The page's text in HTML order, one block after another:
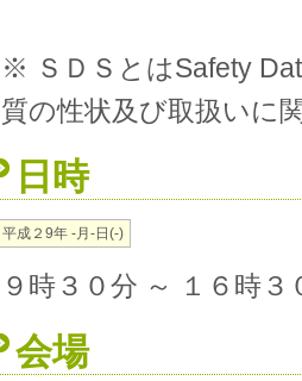
※ ＳＤＳとはSafety
質の性状及び取扱いに
日時
平成２9年 -月-日(-)
９時３０分 ～ １６時３
会場